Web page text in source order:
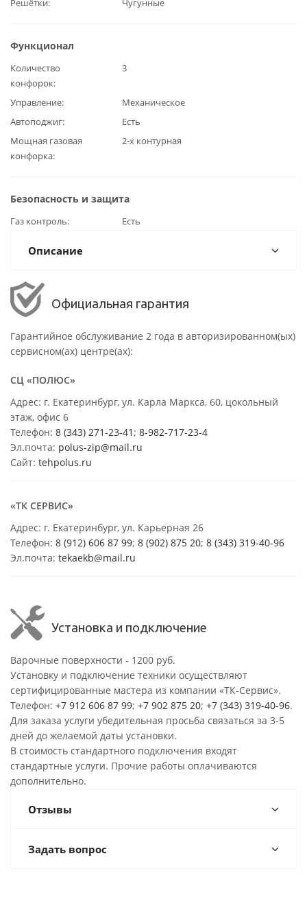
Функционал
Количество
конфорок
3
Управление
Механическое
Автоподжиг
Есть
Мощная газовая
конфорка
2-х контурная
Безопасность и защита
Газ контроль Есть
Описание
Официальная гарантия
Гарантийное обслуживание 2 года в авторизированном(ых)
сервисном(ах) центре(ах):
СЦ «ПОЛЮС»
Адрес: г. Екатеринбург, ул. Карла Маркса, 60, цокольный
этаж, офис 6
Телефон: 8 (343) 271-23-41 ; 8-982-717-23-4
Эл.почта: polus-zip@mail.ru
Сайт: tehpolus.ru
«ТК СЕРВИС»
Адрес: г. Екатеринбург, ул. Карьерная 26
Телефон: 8 (912) 606 87 99; 8 (902) 875 20; 8 (343) 319-40-96
Эл.почта: tekaekb@mail.ru
Установка и подключение
Варочные поверхности - 1200 руб.
Установку и подключение техники осуществляют
сертифицированные мастера из компании «ТК-Сервис».
Телефон: +7 912 606 87 99; +7 902 875 20; +7 (343) 319-40-96.
Для заказа услуги убедительная просьба связаться за 3-5
дней до желаемой даты установки.
В стоимость стандартного подключения входят
стандартные услуги. Прочие работы оплачиваются
дополнительно.
Отзывы
Задать вопрос